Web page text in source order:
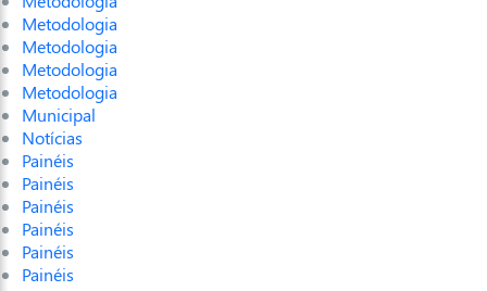
Metodologia
Metodologia
Metodologia
Metodologia
Municipal
Notícias
Painéis
Painéis
Painéis
Painéis
Painéis
Painéis